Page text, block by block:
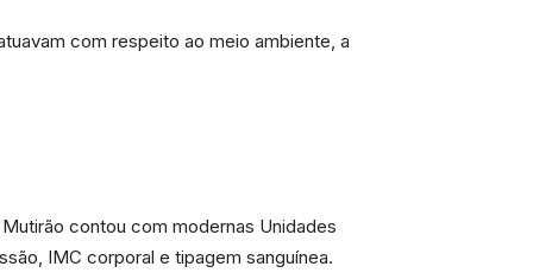
com respeito ao meio ambiente, a
contou com modernas Unidades
IMC corporal e tipagem sanguínea.